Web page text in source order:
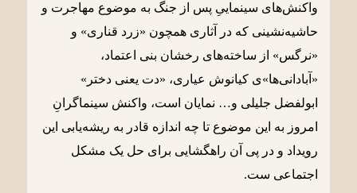
واکنش‌های سینماییِ پس از جنگ به موضوع مهاجرت و
حاشیه‌نشینی که در آثاری همچون «زرد قناری» و
«نرگس» از ساخته‌های رخشان بنی اعتماد،
«آبادانی‌ها»ی کیانوش عیاری، «دت یعنی دختر»
ابولفضل جلیلی و… نمایان است، واکنش سینماگرانِ
امروز به این موضوع تا چه اندازه قادر به ریشه‌یابی این
رویداد و در پی آن راهگشایی برای حل یک مشکل
اجتماعی ست.